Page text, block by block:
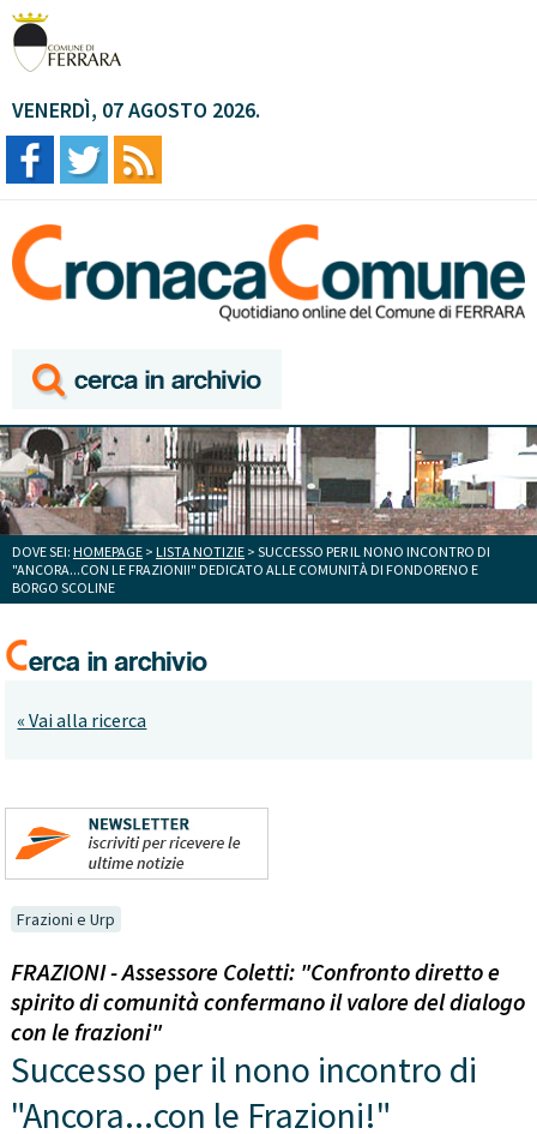
VENERDÌ, 07 AGOSTO 2026.
DOVE SEI: HOMEPAGE > LISTA NOTIZIE > SUCCESSO PER IL NONO INCONTRO DI
"ANCORA...CON LE FRAZIONI!" DEDICATO ALLE COMUNITÀ DI FONDORENO E
BORGO SCOLINE
« Vai alla ricerca
Frazioni e Urp
FRAZIONI - Assessore Coletti: "Confronto diretto e
spirito di comunità confermano il valore del dialogo
con le frazioni"
Successo per il nono incontro di
"Ancora...con le Frazioni!"